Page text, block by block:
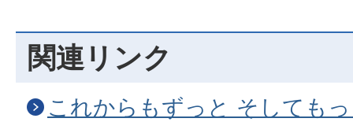
関連リンク
これからもずっと そしても